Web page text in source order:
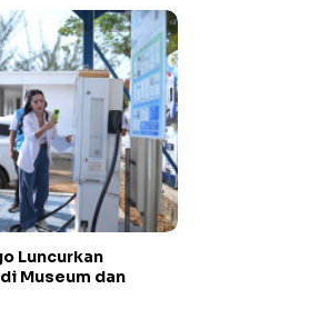
Luncurkan
Museum dan